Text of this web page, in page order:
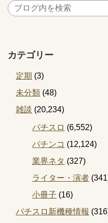
カテゴリー
定期 (3)
未分類 (48)
雑談 (20,234)
パチスロ (6,552)
パチンコ (12,124)
業界ネタ (327)
ライター・演者
小冊子 (16)
パチスロ新機種情報